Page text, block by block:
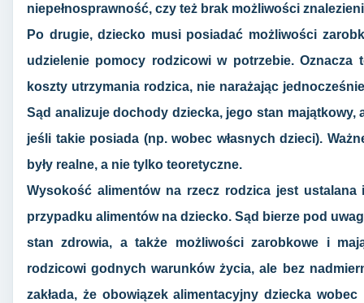
niepełnosprawność, czy też brak możliwości
Po drugie, dziecko musi posiadać możliwości
udzielenie pomocy rodzicowi w potrzebie.
koszty utrzymania rodzica, nie narażając
Sąd analizuje dochody dziecka, jego stan majątkowy,
jeśli takie posiada (np. wobec własnych dzieci).
były realne, a nie tylko teoretyczne.
Wysokość alimentów na rzecz rodzica jest
przypadku alimentów na dziecko. Sąd bierze pod
stan zdrowia, a także możliwości zarobkowe i
rodzicowi godnych warunków życia, ale bez
zakłada, że obowiązek alimentacyjny dziecka